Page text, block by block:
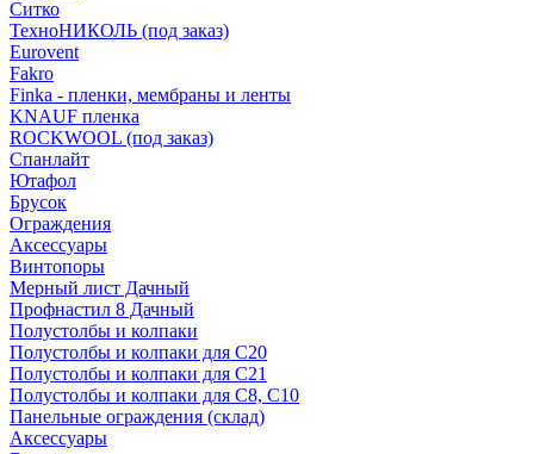
Ситко
ТехноНИКОЛЬ (под заказ)
Eurovent
Fakro
Finka - пленки, мембраны и ленты
KNAUF пленка
ROCKWOOL (под заказ)
Спанлайт
Ютафол
Брусок
Ограждения
Аксессуары
Винтопоры
Мерный лист Дачный
Профнастил 8 Дачный
Полустолбы и колпаки
Полустолбы и колпаки для С20
Полустолбы и колпаки для С21
Полустолбы и колпаки для С8, С10
Панельные ограждения (склад)
Аксессуары